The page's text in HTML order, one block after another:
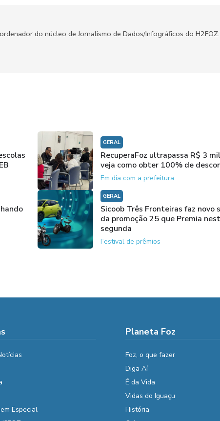
do núcleo de Jornalismo de Dados/Infográficos do H2FOZ.
GERAL
RecuperaFoz ultrapassa R$ 3
veja como obter 100% de
Em dia com a prefeitura
GERAL
Sicoob Três Fronteiras faz novo
da promoção 25 que Premia
segunda
Festival de prêmios
Especial
Planeta Foz
Foz, o que fazer
Diga Aí
É da Vida
Vidas do Iguaçu
História